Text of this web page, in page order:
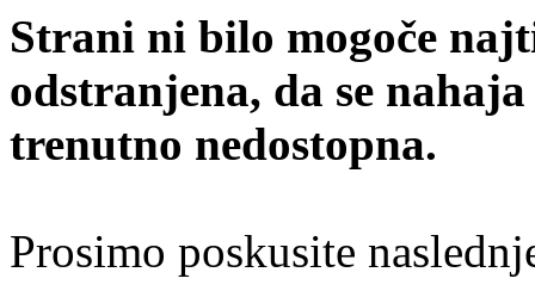
Strani ni bilo mogoče
odstranjena, da se
trenutno nedostopna.
Prosimo poskusite